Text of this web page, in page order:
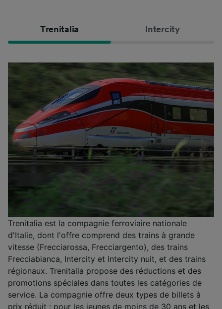
Trenitalia Intercity
Trenitalia est la compagnie ferroviaire nationale
d'Italie, dont l'offre comprend des trains à grande
vitesse (Frecciarossa, Frecciargento), des trains
Frecciabianca, Intercity et Intercity nuit, et des trains
régionaux. Trenitalia propose des réductions et des
promotions spéciales dans toutes les catégories de
service. La compagnie offre deux types de billets à
prix réduit : pour les jeunes de moins de 30 ans et les